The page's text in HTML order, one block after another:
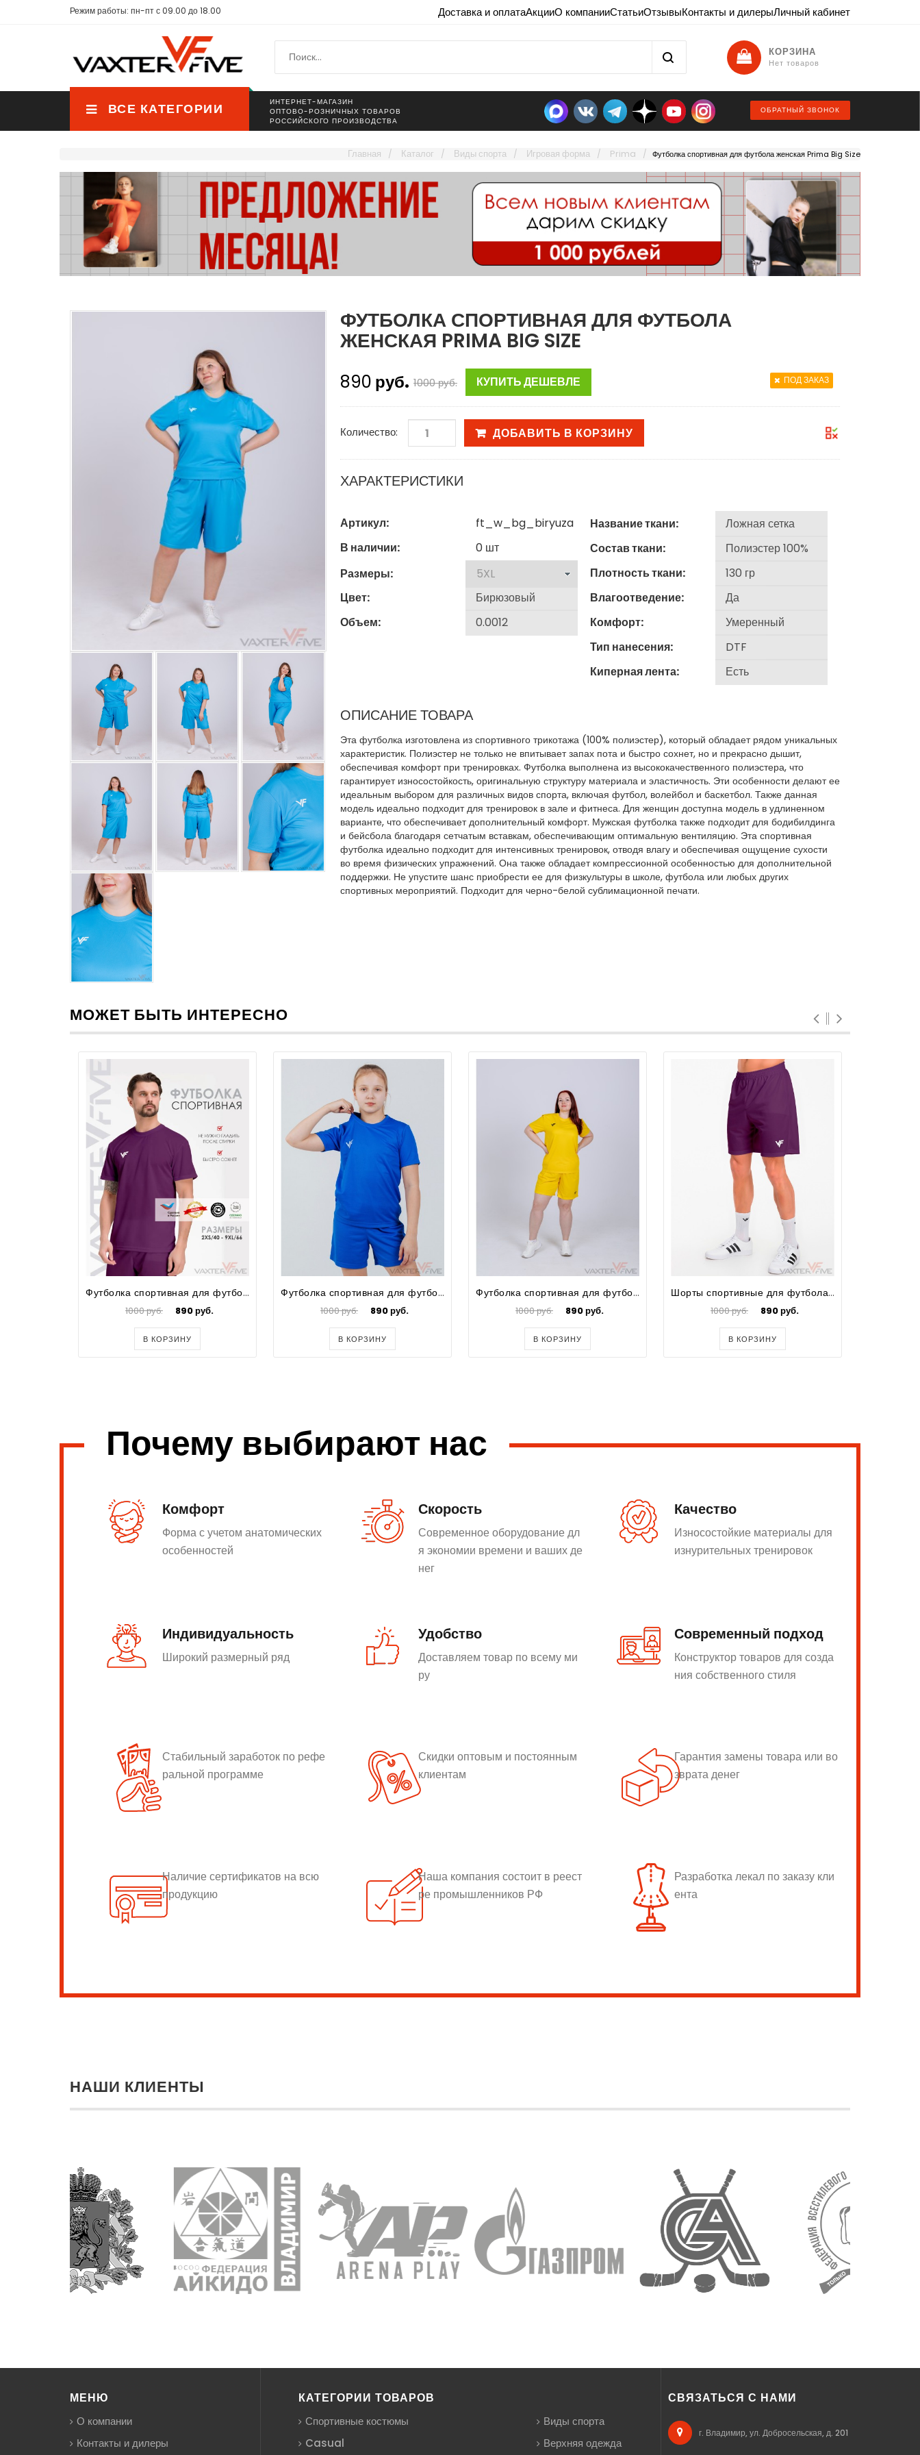
Режим работы: пн-пт с 09.00 до 18.00 Доставка и оплатаАкцииО компанииСтатьиОтзывыКонтакты и дилерыЛичный кабинет
КОРЗИНА
Нет товаров
ВСЕ КАТЕГОРИИ
ИНТЕРНЕТ-МАГАЗИН
ОПТОВО-РОЗНИЧНЫХ ТОВАРОВ
РОССИЙСКОГО ПРОИЗВОДСТВА
ОБРАТНЫЙ ЗВОНОК
Главная Каталог Виды спорта Игровая форма Prima Футболка спортивная для футбола женская Prima Big Size
ФУТБОЛКА СПОРТИВНАЯ ДЛЯ ФУТБОЛА
ЖЕНСКАЯ PRIMA BIG SIZE
890 руб. 1000руб. КУПИТЬ ДЕШЕВЛЕ ПОД ЗАКАЗ
Количество: ДОБАВИТЬ В КОРЗИНУ
ХАРАКТЕРИСТИКИ
Артикул:
ft_w_bg_biryuza
В наличии:
0шт
Размеры:
Цвет:
Объем:
Название ткани:
Состав ткани:
Плотность ткани:
Влагоотведение:
Комфорт:
Тип нанесения:
Киперная лента:
ОПИСАНИЕ ТОВАРА
Эта футболка изготовлена из спортивного трикотажа (100% полиэстер), который обладает рядом уникальных
характеристик. Полиэстер не только не впитывает запах пота и быстро сохнет, но и прекрасно дышит,
обеспечивая комфорт при тренировках. Футболка выполнена из высококачественного полиэстера, что
гарантирует износостойкость, оригинальную структуру материала и эластичность. Эти особенности делают ее
идеальным выбором для различных видов спорта, включая футбол, волейбол и баскетбол. Также данная
модель идеально подходит для тренировок в зале и фитнеса. Для женщин доступна модель в удлиненном
варианте, что обеспечивает дополнительный комфорт. Мужская футболка также подходит для бодибилдинга
и бейсбола благодаря сетчатым вставкам, обеспечивающим оптимальную вентиляцию. Эта спортивная
футболка идеально подходит для интенсивных тренировок, отводя влагу и обеспечивая ощущение сухости
во время физических упражнений. Она также обладает компрессионной особенностью для дополнительной
поддержки. Не упустите шанс приобрести ее для физкультуры в школе, футбола или любых других
спортивных мероприятий. Подходит для черно-белой сублимационной печати.
МОЖЕТ БЫТЬ ИНТЕРЕСНО
Футболка спортивная для футбола мужская Prima
1000 руб. 890 руб.
В КОРЗИНУ
Футболка спортивная для футбола для девочек Prima
1000 руб. 890 руб.
В КОРЗИНУ
Футболка спортивная для футбола женская Prima Big Size
1000 руб. 890 руб.
В КОРЗИНУ
Шорты спортивные для футбола мужские Prima
1000 руб. 890 руб.
В КОРЗИНУ
Почему выбирают нас
Комфорт
Форма с учетом анатомических
особенностей
Скорость
Современное оборудование дл
я экономии времени и ваших де
нег
Качество
Износостойкие материалы для
изнурительных тренировок
Индивидуальность
Широкий размерный ряд
Удобство
Доставляем товар по всему ми
ру
Современный подход
Конструктор товаров для созда
ния собственного стиля
Стабильный заработок по рефе
ральной программе
Скидки оптовым и постоянным
клиентам
Гарантия замены товара или во
зврата денег
Наличие сертификатов на всю
продукцию
Наша компания состоит в реест
ре промышленников РФ
Разработка лекал по заказу кли
ента
НАШИ КЛИЕНТЫ
МЕНЮ
О компании
Контакты и дилеры
КАТЕГОРИИ ТОВАРОВ
Спортивные костюмы
Casual
Виды спорта
Верхняя одежда
СВЯЗАТЬСЯ С НАМИ
г. Владимир, ул. Добросельская, д. 201